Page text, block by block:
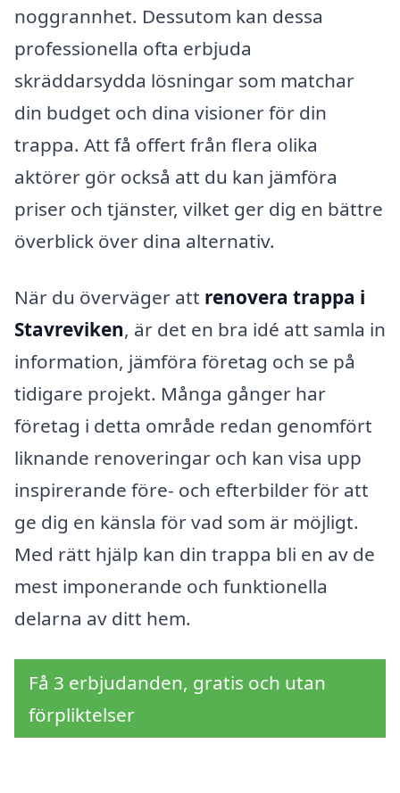
noggrannhet. Dessutom kan dessa
professionella ofta erbjuda
skräddarsydda lösningar som matchar
din budget och dina visioner för din
trappa. Att få offert från flera olika
aktörer gör också att du kan jämföra
priser och tjänster, vilket ger dig en bättre
överblick över dina alternativ.
När du överväger att renovera trappa i
Stavreviken, är det en bra idé att samla in
information, jämföra företag och se på
tidigare projekt. Många gånger har
företag i detta område redan genomfört
liknande renoveringar och kan visa upp
inspirerande före- och efterbilder för att
ge dig en känsla för vad som är möjligt.
Med rätt hjälp kan din trappa bli en av de
mest imponerande och funktionella
delarna av ditt hem.
Få 3 erbjudanden, gratis och utan
förpliktelser